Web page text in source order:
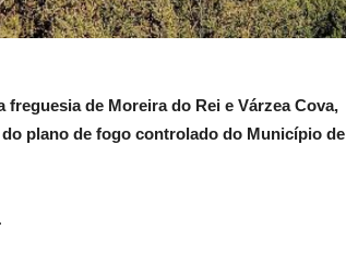
de Moreira do Rei e Várzea Cova,
plano de fogo controlado do Município de